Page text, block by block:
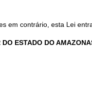
em contrário, esta Lei
ESTADO DO